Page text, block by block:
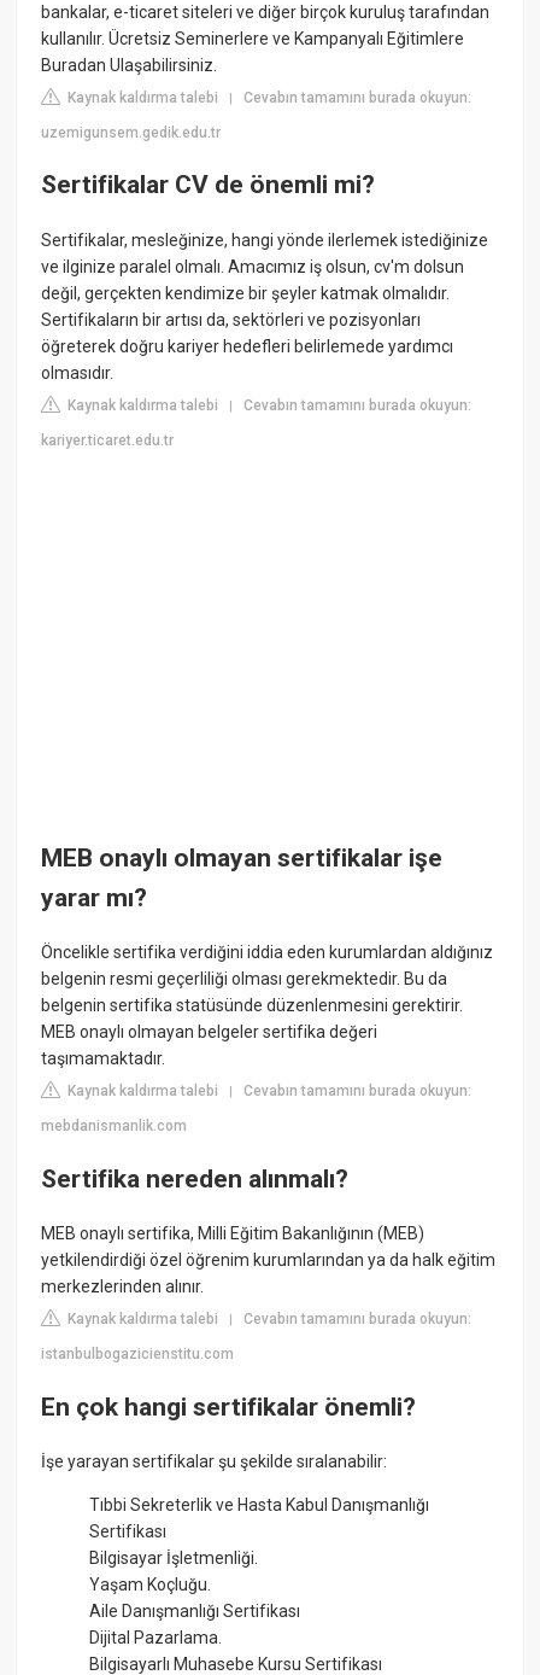
bankalar, e-ticaret siteleri ve diğer birçok kuruluş tarafından
kullanılır. Ücretsiz Seminerlere ve Kampanyalı Eğitimlere
Buradan Ulaşabilirsiniz.
Kaynak kaldırma talebi |Cevabın tamamını burada okuyun:
uzemigunsem.gedik.edu.tr
Sertifikalar CV de önemli mi?
Sertifikalar, mesleğinize, hangi yönde ilerlemek istediğinize
ve ilginize paralel olmalı. Amacımız iş olsun, cv'm dolsun
değil, gerçekten kendimize bir şeyler katmak olmalıdır.
Sertifikaların bir artısı da, sektörleri ve pozisyonları
öğreterek doğru kariyer hedefleri belirlemede yardımcı
olmasıdır.
Kaynak kaldırma talebi |Cevabın tamamını burada okuyun:
kariyer.ticaret.edu.tr
MEB onaylı olmayan sertifikalar işe
yarar mı?
Öncelikle sertifika verdiğini iddia eden kurumlardan aldığınız
belgenin resmi geçerliliği olması gerekmektedir. Bu da
belgenin sertifika statüsünde düzenlenmesini gerektirir.
MEB onaylı olmayan belgeler sertifika değeri
taşımamaktadır.
Kaynak kaldırma talebi |Cevabın tamamını burada okuyun:
mebdanismanlik.com
Sertifika nereden alınmalı?
MEB onaylı sertifika, Milli Eğitim Bakanlığının (MEB)
yetkilendirdiği özel öğrenim kurumlarından ya da halk eğitim
merkezlerinden alınır.
Kaynak kaldırma talebi |Cevabın tamamını burada okuyun:
istanbulbogazicienstitu.com
En çok hangi sertifikalar önemli?
İşe yarayan sertifikalar şu şekilde sıralanabilir:
Tıbbi Sekreterlik ve Hasta Kabul Danışmanlığı
Sertifikası
Bilgisayar İşletmenliği.
Yaşam Koçluğu.
Aile Danışmanlığı Sertifikası
Dijital Pazarlama.
Bilgisayarlı Muhasebe Kursu Sertifikası